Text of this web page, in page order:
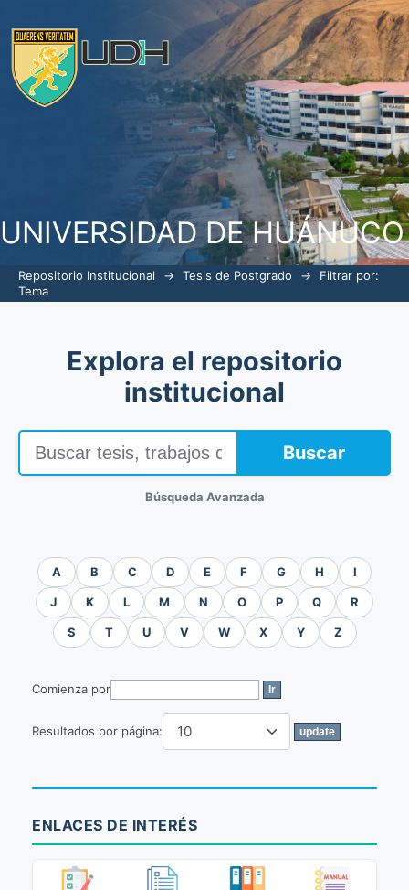
UNIVERSIDAD DE HUÁNUCO
Repositorio Institucional → Tesis de Postgrado →
Filtrar por:
Tema
Explora el repositorio
institucional
Buscar
Búsqueda Avanzada
A B C D E F G H I
J K L M N O P Q R
S T U V W X Y Z
Comienza por
Resultados por página:
ENLACES DE INTERÉS